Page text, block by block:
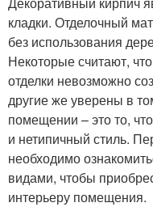
кладки. Отделочный
без использования
Некоторые считают,
отделки невозможно
другие же уверены в
помещении – это то,
и нетипичный стиль.
необходимо
видами, чтобы
интерьеру помещения.